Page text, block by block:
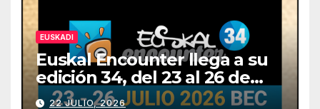
EUSKADI
Euskal Encounter llega a su
edición 34, del 23 al 26 de
julio
22 JULIO, 2026